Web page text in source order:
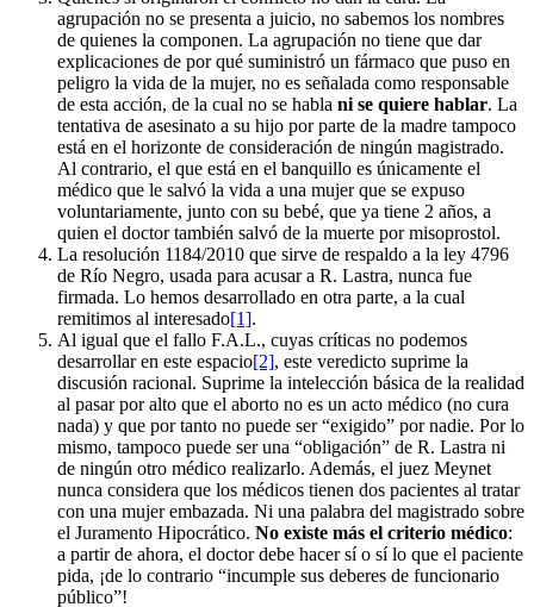
agrupación no se presenta a juicio, no sabemos los nombres
de quienes la componen. La agrupación no tiene que dar
explicaciones de por qué suministró un fármaco que puso en
peligro la vida de la mujer, no es señalada como responsable
de esta acción, de la cual no se habla ni se quiere hablar. La
tentativa de asesinato a su hijo por parte de la madre tampoco
está en el horizonte de consideración de ningún magistrado.
Al contrario, el que está en el banquillo es únicamente el
médico que le salvó la vida a una mujer que se expuso
voluntariamente, junto con su bebé, que ya tiene 2 años, a
quien el doctor también salvó de la muerte por misoprostol.
La resolución 1184/2010 que sirve de respaldo a la ley 4796
de Río Negro, usada para acusar a R. Lastra, nunca fue
firmada. Lo hemos desarrollado en otra parte, a la cual
remitimos al interesado[1].
Al igual que el fallo F.A.L., cuyas críticas no podemos
desarrollar en este espacio[2], este veredicto suprime la
discusión racional. Suprime la intelección básica de la realidad
al pasar por alto que el aborto no es un acto médico (no cura
nada) y que por tanto no puede ser “exigido” por nadie. Por lo
mismo, tampoco puede ser una “obligación” de R. Lastra ni
de ningún otro médico realizarlo. Además, el juez Meynet
nunca considera que los médicos tienen dos pacientes al tratar
con una mujer embazada. Ni una palabra del magistrado sobre
el Juramento Hipocrático. No existe más el criterio médico:
a partir de ahora, el doctor debe hacer sí o sí lo que el paciente
pida, ¡de lo contrario “incumple sus deberes de funcionario
público”!